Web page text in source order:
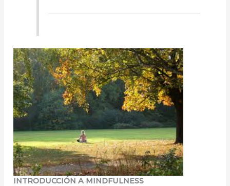
INTRODUCCIÓN A MINDFULNESS